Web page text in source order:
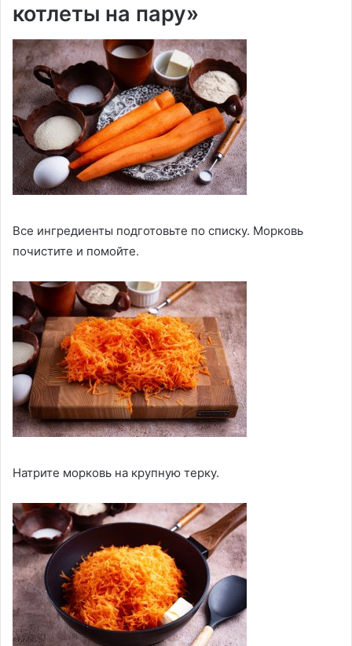
котлеты на пару»
Все ингредиенты подготовьте по списку. Морковь
почистите и помойте.
Натрите морковь на крупную терку.